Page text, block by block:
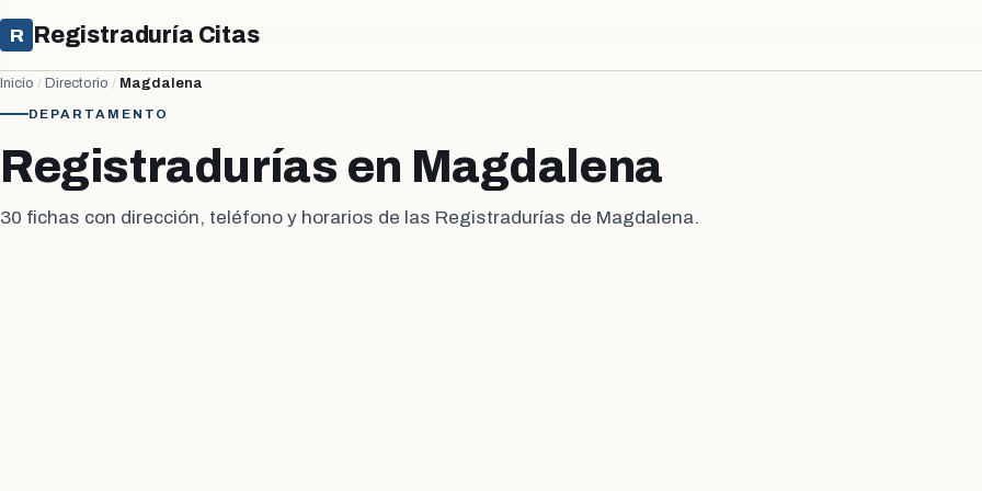
R Registraduría Citas
Inicio / Directorio / Magdalena
DEPARTAMENTO
Registradurías en Magdalena
30 fichas con dirección, teléfono y horarios de las Registradurías de Magdalena.